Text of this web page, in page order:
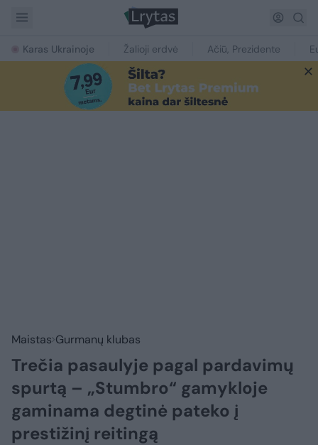
Karas Ukrainoje Žalioji erdvė Ačiū, Prezidente
Maistas Gurmanų klubas
Trečia pasaulyje pagal pardavimų
spurtą – „Stumbro“ gamykloje
gaminama degtinė pateko į
prestižinį reitingą